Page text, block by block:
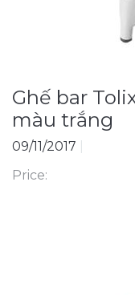
Ghế bar
màu trắng
09/11/2017
Price: